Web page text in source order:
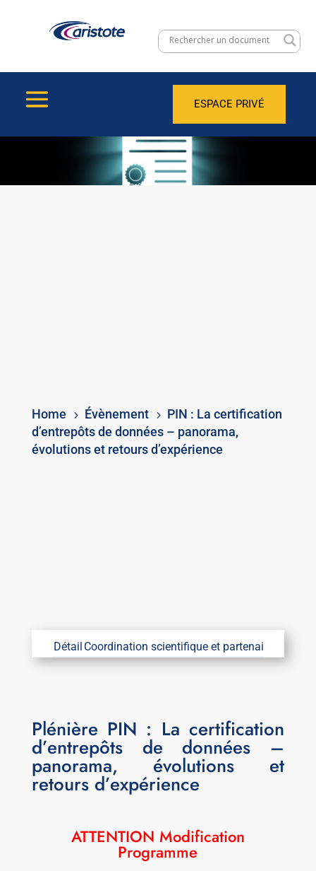
ESPACE PRIVÉ
Home 5 Évènement 5 PIN : La certification
d’entrepôts de données – panorama,
évolutions et retours d’expérience
Détail Coordination scientifique et partenaires
Plénière PIN : La certification
d’entrepôts de données –
panorama, évolutions et
retours d’expérience
ATTENTION Modification
Programme